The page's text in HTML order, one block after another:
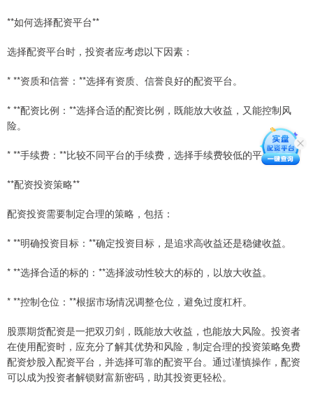
**如何选择配资平台**
选择配资平台时，投资者应考虑以下因素：
* **资质和信誉：**选择有资质、信誉良好的配资平台。
* **配资比例：**选择合适的配资比例，既能放大收益，又能控制风
险。
* **手续费：**比较不同平台的手续费，选择手续费较低的平台。
**配资投资策略**
配资投资需要制定合理的策略，包括：
* **明确投资目标：**确定投资目标，是追求高收益还是稳健收益。
* **选择合适的标的：**选择波动性较大的标的，以放大收益。
* **控制仓位：**根据市场情况调整仓位，避免过度杠杆。
股票期货配资是一把双刃剑，既能放大收益，也能放大风险。投资者
在使用配资时，应充分了解其优势和风险，制定合理的投资策略免费
配资炒股入配资平台，并选择可靠的配资平台。通过谨慎操作，配资
可以成为投资者解锁财富新密码，助其投资更轻松。